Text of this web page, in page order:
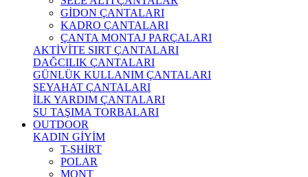
GİDON ÇANTALARI
KADRO ÇANTALARI
ÇANTA MONTAJ PARÇALARI
AKTİVİTE SIRT ÇANTALARI
DAĞCILIK ÇANTALARI
GÜNLÜK KULLANIM ÇANTALARI
SEYAHAT ÇANTALARI
İLK YARDIM ÇANTALARI
SU TAŞIMA TORBALARI
OUTDOOR
KADIN GİYİM
T-SHİRT
POLAR
MONT